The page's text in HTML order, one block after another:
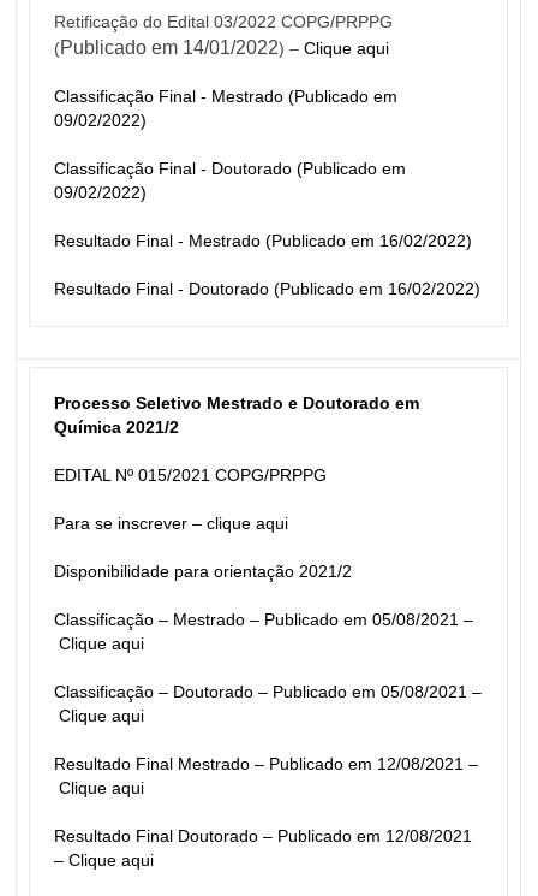
Retificação do Edital 03/2022 COPG/PRPPG
(Publicado em 14/01/2022) – Clique aqui
Classificação Final - Mestrado (Publicado em
09/02/2022)
Classificação Final - Doutorado (Publicado em
09/02/2022)
Resultado Final - Mestrado (Publicado em 16/02/2022)
Resultado Final - Doutorado (Publicado em 16/02/2022)
Processo Seletivo Mestrado e Doutorado em
Química 2021/2
EDITAL Nº 015/2021 COPG/PRPPG
Para se inscrever – clique aqui
Disponibilidade para orientação 2021/2
Classificação – Mestrado – Publicado em 05/08/2021 –
Clique aqui
Classificação – Doutorado – Publicado em 05/08/2021 –
Clique aqui
Resultado Final Mestrado – Publicado em 12/08/2021 –
Clique aqui
Resultado Final Doutorado – Publicado em 12/08/2021
– Clique aqui